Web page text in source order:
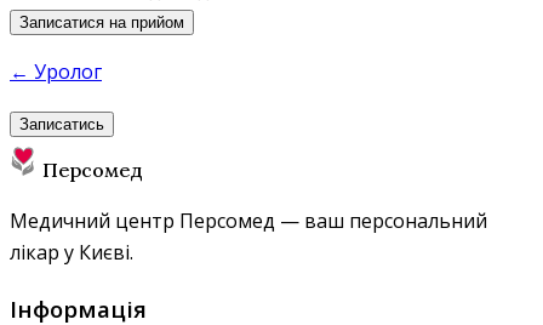
Записатися на прийом
← Уролог
Записатись
Персомед
Медичний центр Персомед — ваш персональний
лікар у Києві.
Інформація